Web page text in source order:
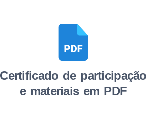
Certificado de participação
e materiais em PDF